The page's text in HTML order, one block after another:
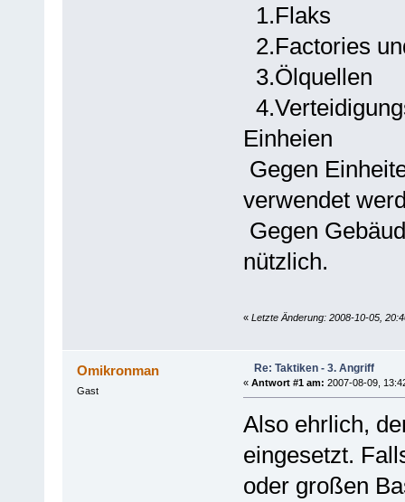
1.Flaks
2.Factories
3.Ölquellen
Einheien
Gegen
verwendet
Gegen
nützlich.
« Letzte Änderung: 2008-10-05,
Omikronman
Gast
Re: Taktiken - 3. Angriff
« Antwort #1 am: 2007-08-09,
Also ehrlich,
eingesetzt.
oder großen